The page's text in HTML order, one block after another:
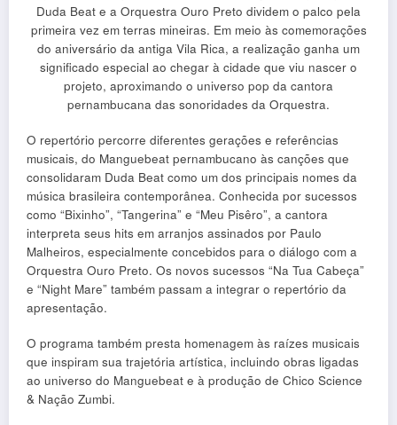
Duda Beat e a Orquestra Ouro Preto dividem o palco pela
primeira vez em terras mineiras. Em meio às comemorações
do aniversário da antiga Vila Rica, a realização ganha um
significado especial ao chegar à cidade que viu nascer o
projeto, aproximando o universo pop da cantora
pernambucana das sonoridades da Orquestra.
O repertório percorre diferentes gerações e referências
musicais, do Manguebeat pernambucano às canções que
consolidaram Duda Beat como um dos principais nomes da
música brasileira contemporânea. Conhecida por sucessos
como “Bixinho”, “Tangerina” e “Meu Pisêro”, a cantora
interpreta seus hits em arranjos assinados por Paulo
Malheiros, especialmente concebidos para o diálogo com a
Orquestra Ouro Preto. Os novos sucessos “Na Tua Cabeça”
e “Night Mare” também passam a integrar o repertório da
apresentação.
O programa também presta homenagem às raízes musicais
que inspiram sua trajetória artística, incluindo obras ligadas
ao universo do Manguebeat e à produção de Chico Science
& Nação Zumbi.